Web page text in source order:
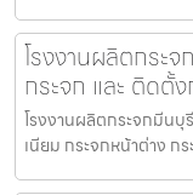
โรงงานผลิตกระ
กระจก และ ติดตั้
โรงงานผลิตกระจกมีนบุ
เนียม กระจกหน้าต่าง ก